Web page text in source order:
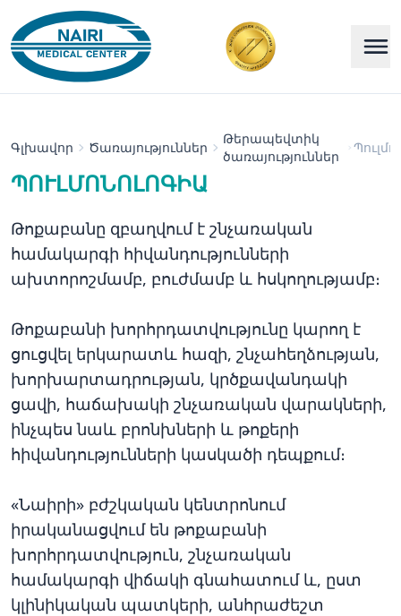
Գլխավոր Ծառայություններ
Թերապեվտիկ
ծառայություններ
ՊՈՒԼՄՈՆՈԼՈԳԻԱ
Թոքաբանը զբաղվում է շնչառական
համակարգի հիվանդությունների
ախտորոշմամբ, բուժմամբ և հսկողությամբ։
Թոքաբանի խորհրդատվությունը կարող է
ցուցվել երկարատև հազի, շնչահեղձության,
խորխարտադրության, կրծքավանդակի
ցավի, հաճախակի շնչառական վարակների,
ինչպես նաև բրոնխների և թոքերի
հիվանդությունների կասկածի դեպքում։
«Նաիրի» բժշկական կենտրոնում
իրականացվում են թոքաբանի
խորհրդատվություն, շնչառական
համակարգի վիճակի գնահատում և, ըստ
կլինիկական պատկերի, անհրաժեշտ